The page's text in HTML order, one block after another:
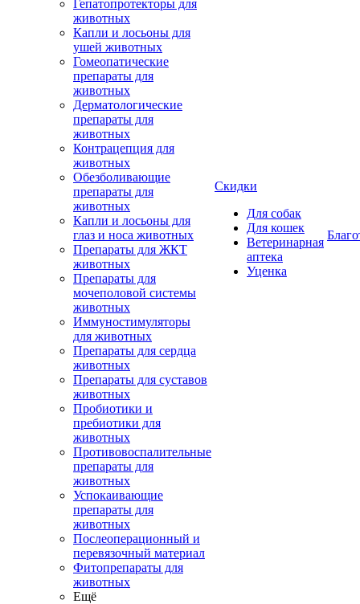
Гепатопротекторы для
животных
Капли и лосьоны для
ушей животных
Гомеопатические
препараты для
животных
Дерматологические
препараты для
животных
Контрацепция для
животных
Обезболивающие
препараты для
животных
Капли и лосьоны для
глаз и носа животных
Препараты для ЖКТ
животных
Препараты для
мочеполовой системы
животных
Иммуностимуляторы
для животных
Препараты для сердца
животных
Препараты для суставов
животных
Пробиотики и
пребиотики для
животных
Противовоспалительные
препараты для
животных
Успокаивающие
препараты для
животных
Послеоперационный и
перевязочный материал
Фитопрепараты для
животных
Ещё
Скидки
Для собак
Для кошек
Ветеринарная
аптека
Уценка